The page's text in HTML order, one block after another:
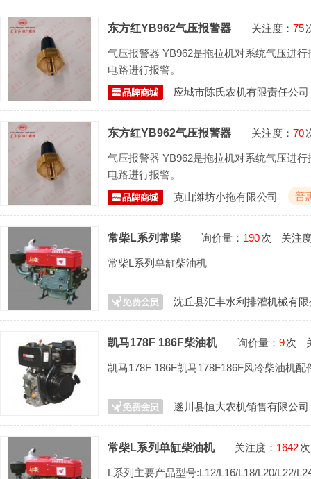
东方红YB962气压报警器 关注度： 75
气压报警器 YB962是拖拉机对系统气压进
电路进行报警。
应城市陈氏农机有限责任公司
东方红YB962气压报警器 关注度： 70
气压报警器 YB962是拖拉机对系统气压进
电路进行报警。
克山潍坊小拖有限公司
普
常柴L系列常柴 询价量： 190次 关注
常柴L系列单缸柴油机
沈丘县汇丰水利排灌机械有
凯马178F 186F柴油机 询价量： 9次
凯马178F 186F凯马178F186F风冷柴油机配
遂川县恒大农机销售有限公司
常柴L系列单缸柴油机 关注度： 1642次
L系列主要产品型号:L12/L16/L18/L20/L22/